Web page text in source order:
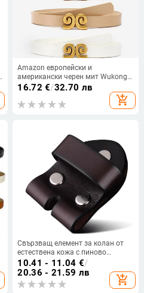
Amazon европейски и
американски черен мит Wukong
мода ретро катарама Pu колан
трансгранична доставка на едро
геометричен стил
16.72 €/32.70 лв
add_shopping_cart
Свързващ елемент за колан от
естествена кожа с пиново
закопчаване — аксесоар за колан
от първи слой кожа
10.41 - 11.04 €/
20.36 - 21.59 лв
add_shopping_cart